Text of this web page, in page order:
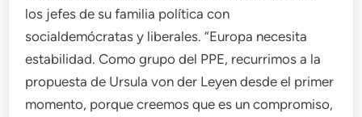
los jefes de su familia política con
socialdemócratas y liberales. “Europa necesita
estabilidad. Como grupo del PPE, recurrimos a la
propuesta de Ursula von der Leyen desde el primer
momento, porque creemos que es un compromiso,